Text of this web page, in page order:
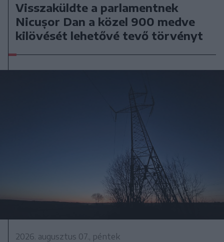
Visszaküldte a parlamentnek
Nicușor Dan a közel 900 medve
kilövését lehetővé tevő törvényt
2026. augusztus 07., péntek